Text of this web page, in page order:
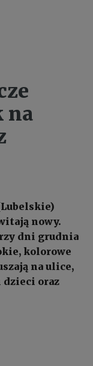
na
nowy.
dni grudnia
kolorowe
na ulice,
dzieci oraz